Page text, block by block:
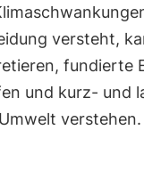
versteht,
fundierte
und kurz- und
verstehen.